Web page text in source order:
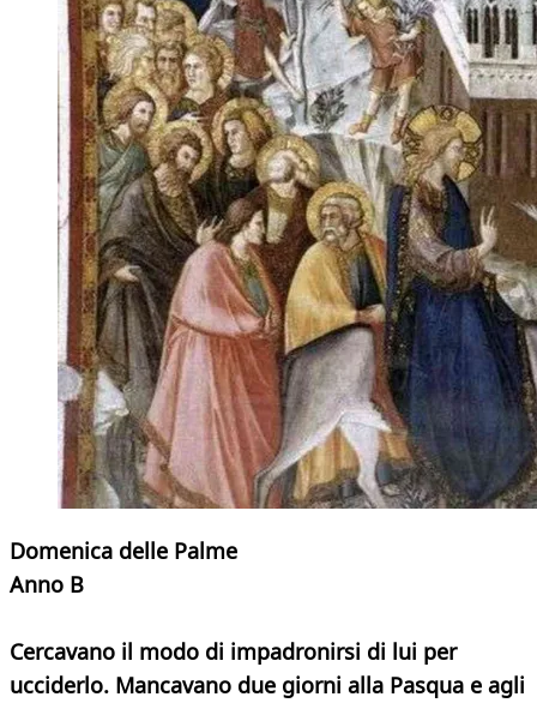
Domenica delle Palme
Anno B
Cercavano il modo di impadronirsi di lui per
ucciderlo. Mancavano due giorni alla Pasqua e agli